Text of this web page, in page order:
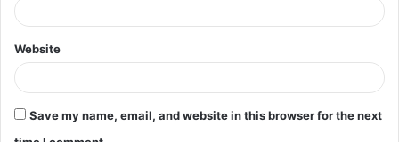
Website
Save my name, email, and website in this browser for the next